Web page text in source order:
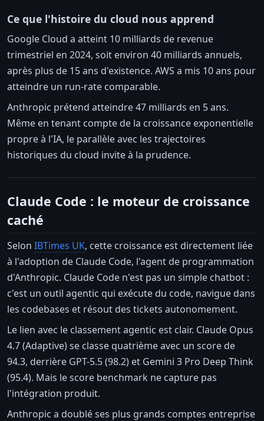
Ce que l'histoire du cloud nous apprend
Google Cloud a atteint 10 milliards de revenue
trimestriel en 2024, soit environ 40 milliards annuels,
après plus de 15 ans d'existence. AWS a mis 10 ans pour
atteindre un run-rate comparable.
Anthropic prétend atteindre 47 milliards en 5 ans.
Même en tenant compte de la croissance exponentielle
propre à l'IA, le parallèle avec les trajectoires
historiques du cloud invite à la prudence.
Claude Code : le moteur de croissance
caché
Selon IBTimes UK, cette croissance est directement liée
à l'adoption de Claude Code, l'agent de programmation
d'Anthropic. Claude Code n'est pas un simple chatbot :
c'est un outil agentic qui exécute du code, navigue dans
les codebases et résout des tickets autonomement.
Le lien avec le classement agentic est clair. Claude Opus
4.7 (Adaptive) se classe quatrième avec un score de
94.3, derrière GPT-5.5 (98.2) et Gemini 3 Pro Deep Think
(95.4). Mais le score benchmark ne capture pas
l'intégration produit.
Anthropic a doublé ses plus grands comptes entreprise